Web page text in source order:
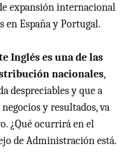
expansión internacional
en España y Portugal.
Inglés es una de las
nacionales,
despreciables y que a
y resultados, va
¿Qué ocurrirá en el
de Administración está.